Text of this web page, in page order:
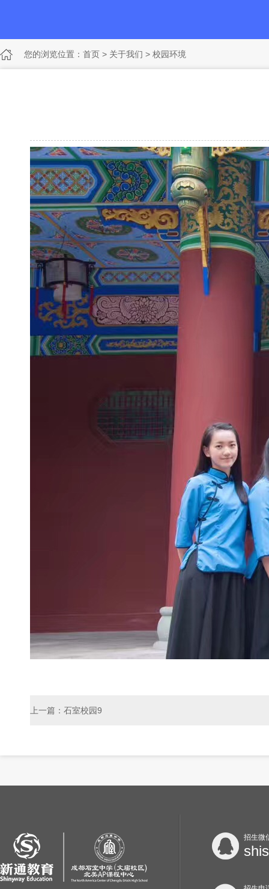
您的浏览位置： 首页 > 关于我们 > 校园环境
上一篇：石室校园9
招生微